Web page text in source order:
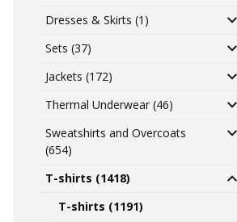
Dresses & Skirts (1)
Sets (37)
Jackets (172)
Thermal Underwear (46)
Sweatshirts and Overcoats
(654)
T-shirts (1418)
T-shirts (1191)